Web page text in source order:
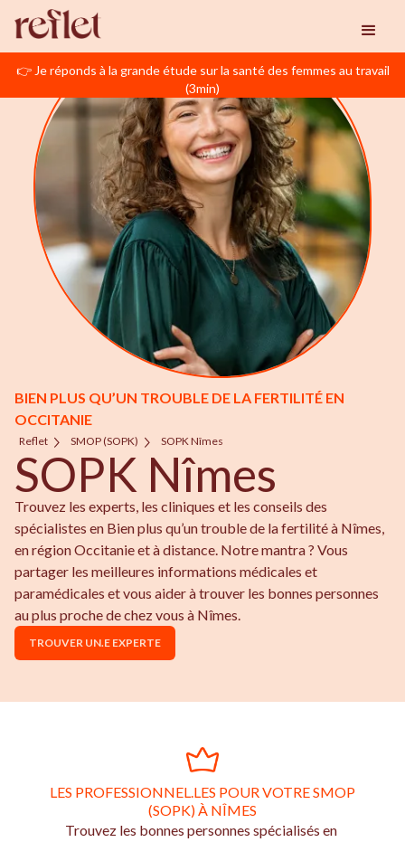
👉 Je réponds à la grande étude sur la santé des femmes au travail
(3min)
BIEN PLUS QU’UN TROUBLE DE LA FERTILITÉ EN
OCCITANIE
Reflet SMOP (SOPK) SOPK Nîmes
SOPK Nîmes
Trouvez les experts, les cliniques et les conseils des
spécialistes en Bien plus qu’un trouble de la fertilité à Nîmes,
en région Occitanie et à distance. Notre mantra ? Vous
partager les meilleures informations médicales et
paramédicales et vous aider à trouver les bonnes personnes
au plus proche de chez vous à Nîmes.
TROUVER UN.E EXPERTE
LES PROFESSIONNEL.LES POUR VOTRE SMOP
(SOPK) À NÎMES
Trouvez les bonnes personnes spécialisés en